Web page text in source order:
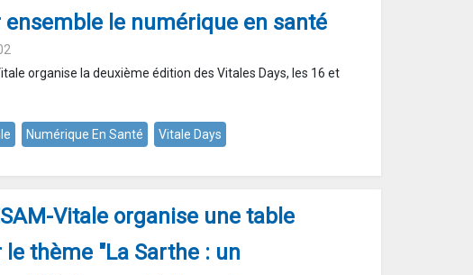
ensemble le numérique en santé
organise la deuxième édition des Vitales Days, les 16 et
Numérique En Santé Vitale Days
Vitale organise une table
le thème "La Sarthe : un